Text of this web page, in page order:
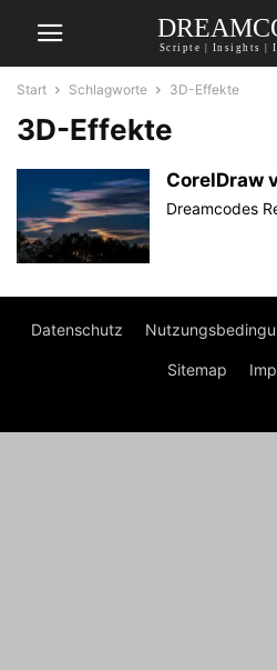
Scripte | Insights |
Start Schlagworte 3D-Effekte
3D-Effekte
CorelDraw
Dreamcodes
Datenschutz
Sitemap